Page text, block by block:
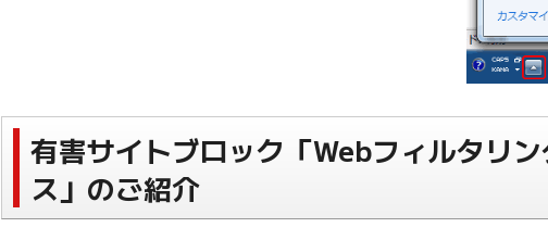
有害サイトブロック「Webフィルタリ
ス」のご紹介